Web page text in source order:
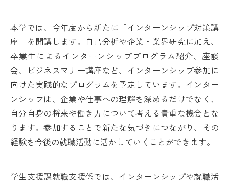
本学では、今年度から新たに「インターンシップ対策講
座」を開講します。自己分析や企業・業界研究に加え、
卒業生によるインターンシッププログラム紹介、座談
会、ビジネスマナー講座など、インターンシップ参加に
向けた実践的なプログラムを予定しています。インター
ンシップは、企業や仕事への理解を深めるだけでなく、
自分自身の将来や働き方について考える貴重な機会とな
ります。参加することで新たな気づきにつながり、その
経験を今後の就職活動に活かしていくことができます。
学生支援課就職支援係では、インターンシップや就職活